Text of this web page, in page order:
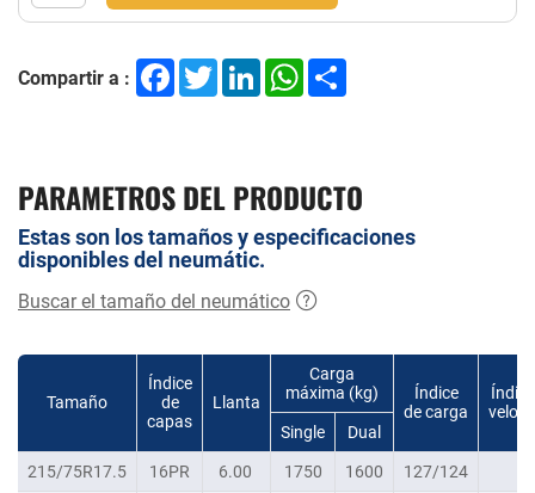
Compartir a : FacebookTwitterLinkedInWhatsApp
PARAMETROS DEL PRODUCTO
Estas son los tamaños y especificaciones
disponibles del neumátic.
Buscar el tamaño del neumático
Tamaño
Índice
de
capas
Llanta
Carga
máxima (kg)
Índice
de carga
Single
Dual
215/75R17.5
16PR 6.00 1750 1600 127/124